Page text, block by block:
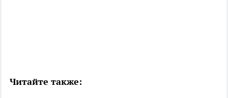
Читайте также: